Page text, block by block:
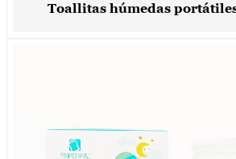
Toallitas húmedas